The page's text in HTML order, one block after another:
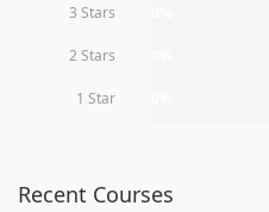
3 Stars
2 Stars
1 Star
Recent Courses